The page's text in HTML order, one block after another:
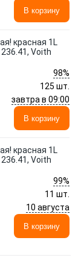
В корзину
красная 1L
Voith
98%
125 шт.
завтра в 09:00
В корзину
красная 1L
Voith
99%
11 шт.
10 августа
В корзину